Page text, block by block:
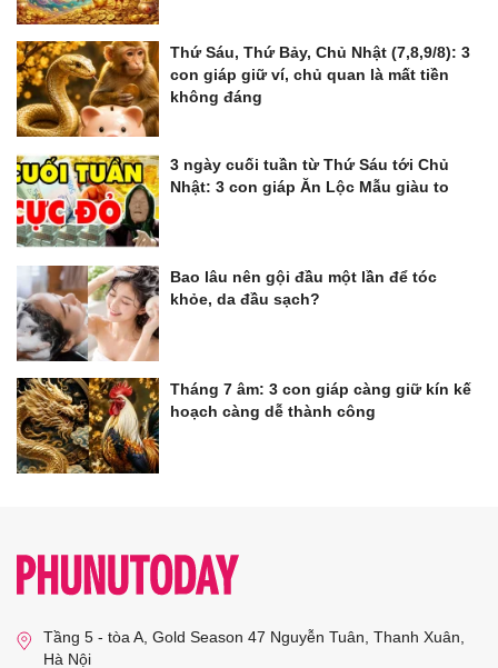
Thứ Sáu, Thứ Bảy, Chủ Nhật (7,8,9/8): 3
con giáp giữ ví, chủ quan là mất tiền
không đáng
3 ngày cuối tuần từ Thứ Sáu tới Chủ
Nhật: 3 con giáp Ăn Lộc Mẫu giàu to
Bao lâu nên gội đầu một lần để tóc
khỏe, da đầu sạch?
Tháng 7 âm: 3 con giáp càng giữ kín kế
hoạch càng dễ thành công
Tầng 5 - tòa A, Gold Season 47 Nguyễn Tuân, Thanh Xuân,
Hà Nội